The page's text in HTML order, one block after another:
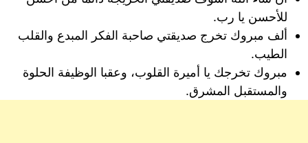
للأحسن يا رب.
ألف مبروك تخرج صديقتي صاحبة الفكر المبدع والقلب
الطيب.
مبروك تخرجك يا أميرة القلوب، وعقبا الوظيفة الحلوة
والمستقبل المشرق.